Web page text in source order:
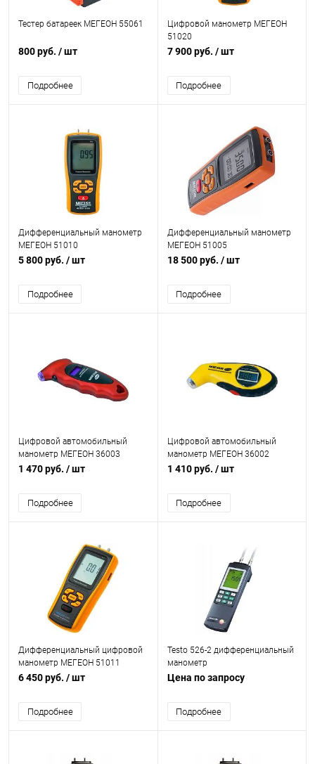
Тестер батареек МЕГЕОН 55061
800 руб. / шт
Подробнее
Цифровой манометр МЕГЕОН
51020
7 900 руб. / шт
Подробнее
Дифференциальный манометр
МЕГЕОН 51010
5 800 руб. / шт
Подробнее
Дифференциальный манометр
МЕГЕОН 51005
18 500 руб. / шт
Подробнее
Цифровой автомобильный
манометр МЕГЕОН 36003
1 470 руб. / шт
Подробнее
Цифровой автомобильный
манометр МЕГЕОН 36002
1 410 руб. / шт
Подробнее
Дифференциальный цифровой
манометр МЕГЕОН 51011
6 450 руб. / шт
Подробнее
Testo 526-2 дифференциальный
манометр
Цена по запросу
Подробнее